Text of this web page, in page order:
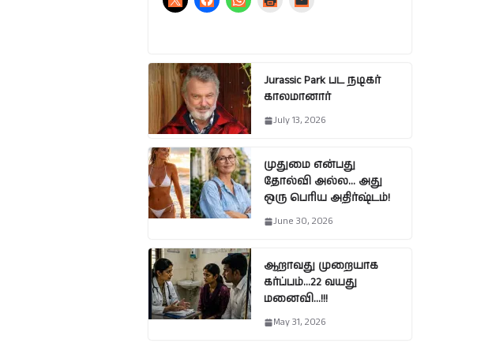
Jurassic Park பட நடிகர்
காலமானார்
July 13, 2026
முதுமை என்பது
தோல்வி அல்ல… அது
ஒரு பெரிய அதிர்ஷ்டம்!
June 30, 2026
ஆறாவது முறையாக
கர்ப்பம்…22 வயது
மனைவி…!!!
May 31, 2026